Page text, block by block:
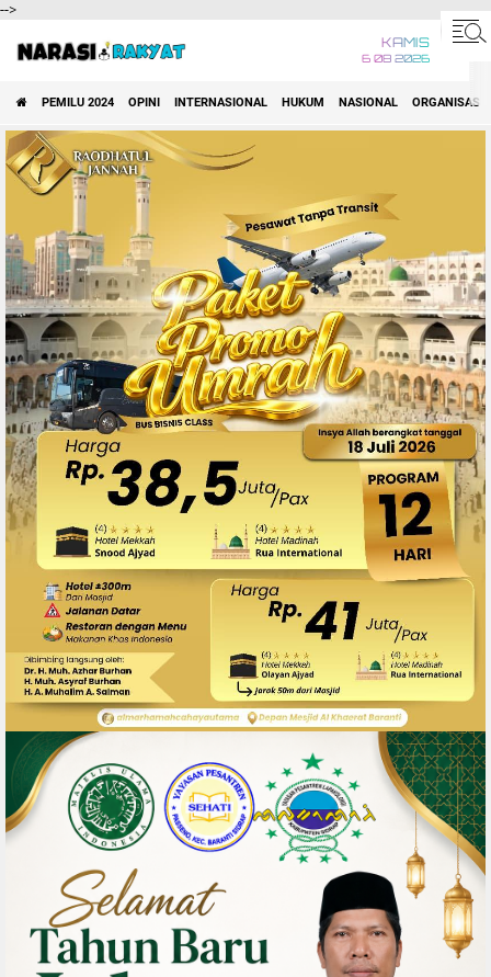
-->
KAMIS
6 08 2026
PEMILU 2024 OPINI INTERNASIONAL HUKUM NASIONAL ORGANISASI